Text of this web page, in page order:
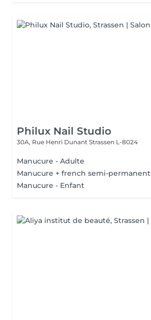
Philux Nail Studio
30A, Rue Henri Dunant Strassen L-8024
Manucure - Adulte
Manucure + french semi-permanent
Manucure - Enfant